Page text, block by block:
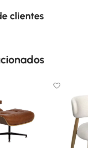
clientes